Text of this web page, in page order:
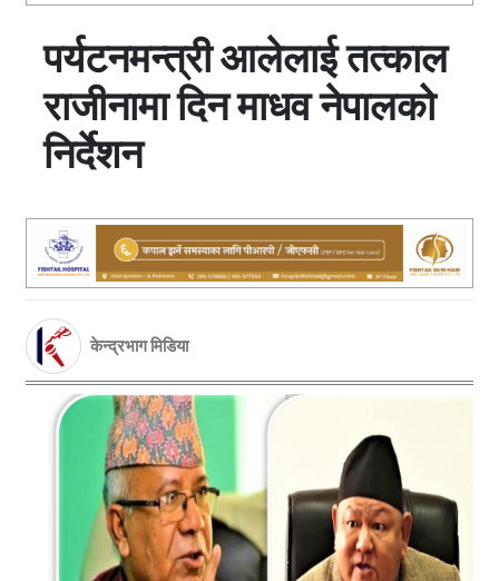
पर्यटनमन्त्री आलेलाई तत्काल
राजीनामा दिन माधव नेपालको
निर्देशन
केन्द्रभाग मिडिया